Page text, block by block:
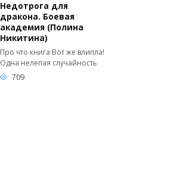
Недотрога для
дракона. Боевая
академия (Полина
Никитина)
Про что книга Вот же влипла!
Одна нелепая случайность
709